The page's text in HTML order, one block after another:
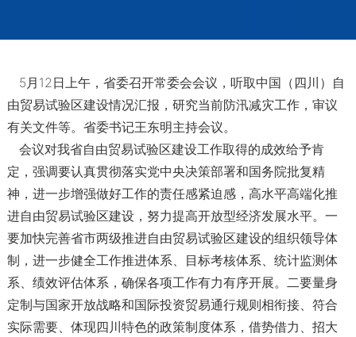
5月12日上午，省委召开常委会会议，听取中国（四川）自
由贸易试验区建设情况汇报，研究当前防汛减灾工作，审议
有关文件等。省委书记王东明主持会议。
会议对我省自由贸易试验区建设工作取得的成效给予肯
定，强调要认真贯彻落实党中央决策部署和国务院批复精
神，进一步增强做好工作的责任感紧迫感，高水平高端化推
进自由贸易试验区建设，努力提高开放型经济发展水平。一
要加快完善省市两级推进自由贸易试验区建设的组织领导体
制，进一步健全工作推进体系、目标考核体系、统计监测体
系、绩效评估体系，确保各项工作有力有序开展。二要量身
定制与国家开放战略和国际投资贸易通行规则相衔接、符合
实际需要、体现四川特色的政策制度体系，借势借力、招大